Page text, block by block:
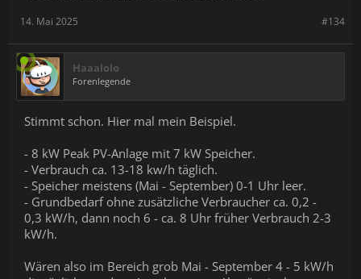
#134
14. Mai 2025
Haaalolo
Forenlegende
Stimmt schon. Hier mal mein Beispiel.
- 8 kW Peak PV-Anlage mit 7 kW Speicher.
- Verbrauch ca. 13-18 kw/h täglich.
- Speicher meistens (Mai - September) 0-1 Uhr leer.
- Grundbedarf ohne zusätzliche Verbraucher ca. 0,2 -
0,3 kW/h, dann noch 6 - ca. 8 Uhr früher Verbrauch 2-3
kW/h.
Wären also im Bereich grob Mai - September 4 - 5 kW/h